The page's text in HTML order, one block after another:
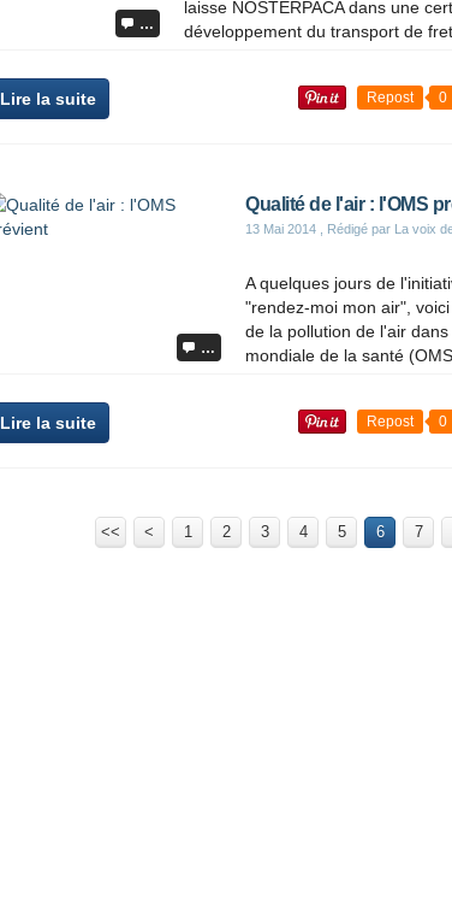
…
laisse NOSTERPACA dans une
développement du transport de fret
Lire la suite Repost 0
…
Qualité de l'air : l'OMS
13 Mai 2014 , Rédigé par La voix
A quelques jours de
"rendez-moi mon air",
de la pollution de l'air
mondiale de la santé
Lire la suite Repost 0
<< < 1 2 3 4 5 6 7